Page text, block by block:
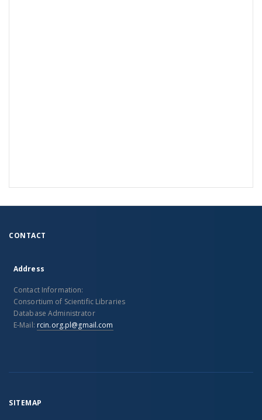
CONTACT
Address
Contact Information:
Consortium of Scientific Libraries
Database Administrator
E-Mail: rcin.org.pl@gmail.com
SITEMAP